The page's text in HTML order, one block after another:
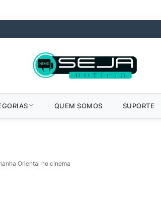
QUEM SOMOS SUPORTE
Oriental no cinema